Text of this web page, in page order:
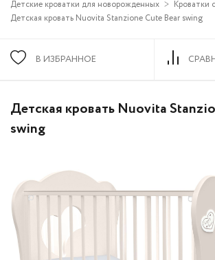
Детские кроватки для новорожденных
Кроватки
Детская кровать Nuovita Stanzione Cute Bear swing
В ИЗБРАННОЕ
Детская кровать Nuovita
swing